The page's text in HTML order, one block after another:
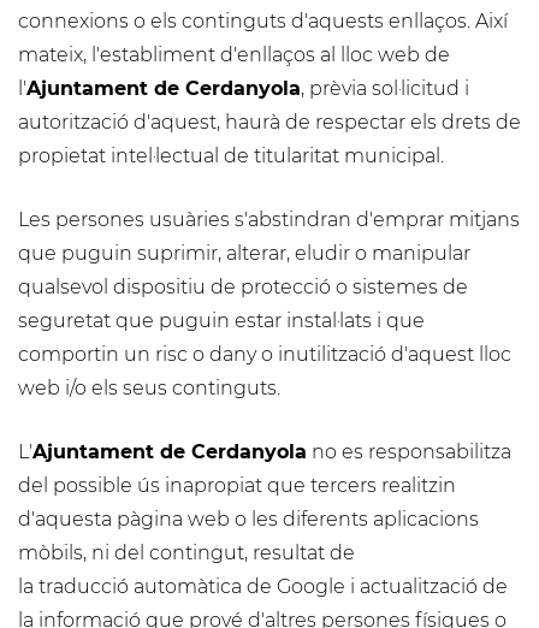
connexions o els continguts d'aquests enllaços. Així
mateix, l'establiment d'enllaços al lloc web de
l'Ajuntament de Cerdanyola, prèvia sol·licitud i
autorització d'aquest, haurà de respectar els drets de
propietat intel·lectual de titularitat municipal.
Les persones usuàries s'abstindran d'emprar mitjans
que puguin suprimir, alterar, eludir o manipular
qualsevol dispositiu de protecció o sistemes de
seguretat que puguin estar instal·lats i que
comportin un risc o dany o inutilització d'aquest lloc
web i/o els seus continguts.
L'Ajuntament de Cerdanyola no es responsabilitza
del possible ús inapropiat que tercers realitzin
d'aquesta pàgina web o les diferents aplicacions
mòbils, ni del contingut, resultat de
la traducció automàtica de Google i actualització de
la informació que prové d'altres persones físiques o